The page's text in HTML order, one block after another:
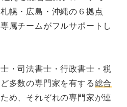
幌・広島・沖縄の６拠点
属チームがフルサポートし
・司法書士・行政書士・税
多数の専門家を有する総合
め、それぞれの専門家が連